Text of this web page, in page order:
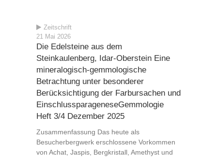
Zeitschrift
21 Mai 2026
Die Edelsteine aus dem
Steinkaulenberg, Idar-Oberstein Eine
mineralogisch-gemmologische
Betrachtung unter besonderer
Berücksichtigung der Farbursachen und
EinschlussparageneseGemmologie
Heft 3/4 Dezember 2025
Zusammenfassung Das heute als
Besucherbergwerk erschlossene Vorkommen
von Achat, Jaspis, Bergkristall, Amethyst und